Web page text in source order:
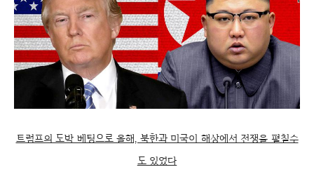
트럼프의 도박 베팅으로 올해, 북한과 미국이 해상에서 전쟁을 펼칠수
도 있었다